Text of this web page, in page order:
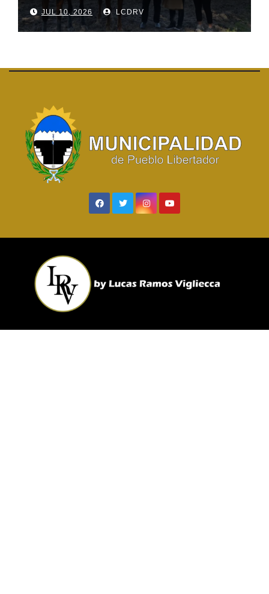
JUL 10, 2026 LCDRV